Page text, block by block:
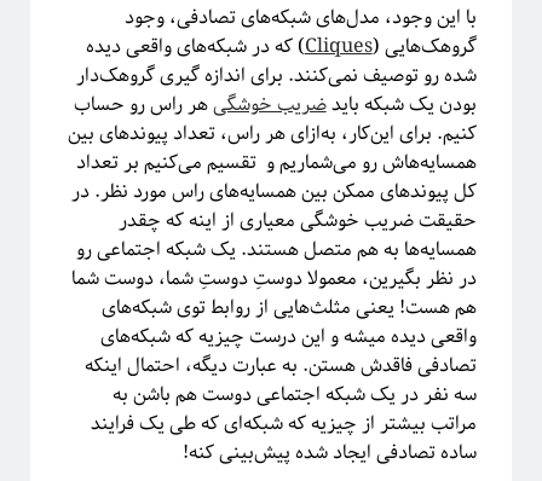
دوره «مقدمه‌ای بر بازبهنجارش»
با این وجود، مدل‌های شبکه‌‌های تصادفی، وجود
گروهک‌هایی (Cliques) که در شبکه‌‌های واقعی دیده
شده رو توصیف نمی‌کنند. برای اندازه گیری گروهک‌‌دار
بودن یک شبکه بایدضریب خوشگیهر راس رو حساب
کنیم. برای این‌کار، به‌ازای هر راس، تعداد پیوندهای بین
همسایه‌هاش رو می‌شماریم و تقسیم می‌کنیم بر تعداد
کل پیوندهای ممکن بین همسایه‌های راس مورد نظر. در
حقیقت ضریب خوشگی معیاری از اینه که چقدر
همسایه‌ها به هم متصل هستند. یک شبکه اجتماعی رو
در نظر بگیرین، معمولا دوستِ دوستِ شما، دوست شما
هم هست! یعنی مثلث‌هایی از روابط توی شبکه‌های
واقعی دیده میشه و این درست چیزیه که شبکه‌های
تصادفی فاقدش هستن. به عبارت دیگه، احتمال اینکه
سه نفر در یک شبکه اجتماعی دوست هم باشن به
مراتب بیشتر از چیزیه که شبکه‌ای که طی یک فرایند
ساده تصادفی ایجاد شده پیش‌بینی کنه!